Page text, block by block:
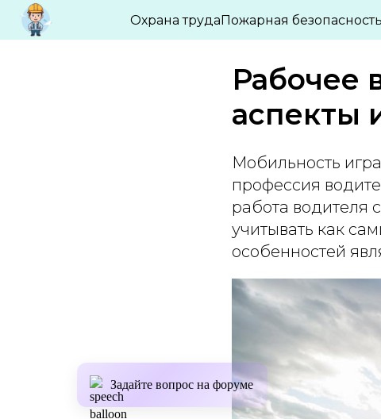
БЛОГ ПО ОХРАНЕ ТРУДА И
Охрана трудаПожарная безопасность
Рабочее
аспекты
Мобильность
профессия
работа водителя
учитывать как
особенностей
Задайте вопрос на форуме